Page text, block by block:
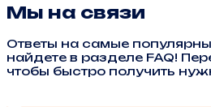
Мы на связи
Ответы на самые
найдете в разделе FAQ!
чтобы быстро получить